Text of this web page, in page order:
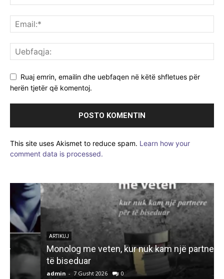
Ruaj emrin, emailin dhe uebfaqen në këtë shfletues për
herën tjetër që komentoj.
This site uses Akismet to reduce spam. Learn how your
comment data is processed.
ARTIKUJ
Monolog me veten, kur nuk kam një partnere për
të biseduar
admin 7 Gusht 2026 0